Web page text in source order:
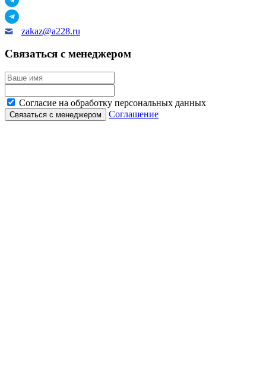
zakaz@a228.ru
Связаться с менеджером
Согласие на обработку персональных данных
Соглашение